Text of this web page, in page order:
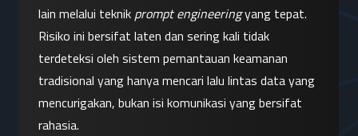
lain melalui teknik prompt engineering yang tepat.
Risiko ini bersifat laten dan sering kali tidak
terdeteksi oleh sistem pemantauan keamanan
tradisional yang hanya mencari lalu lintas data yang
mencurigakan, bukan isi komunikasi yang bersifat
rahasia.